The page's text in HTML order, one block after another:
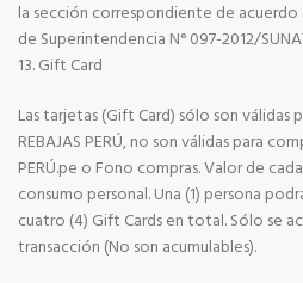
la sección correspondiente de acuerdo
de Superintendencia N° 097-2012/
13. Gift Card
Las tarjetas (Gift Card) sólo son válidas
REBAJAS PERÚ, no son válidas para
PERÚ.pe o Fono compras. Valor de
consumo personal. Una (1) persona
cuatro (4) Gift Cards en total. Sólo se
transacción (No son acumulables).